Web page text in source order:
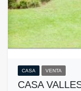
CASA VENTA
CASA